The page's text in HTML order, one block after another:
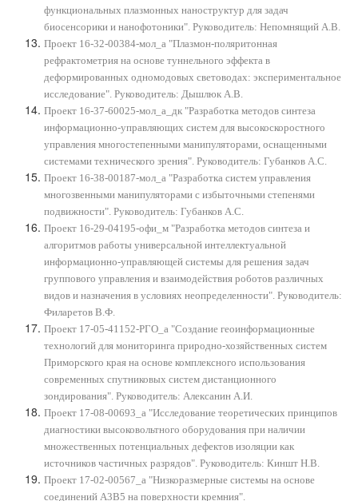
функциональных плазмонных наноструктур для задач
биосенсорики и нанофотоники". Руководитель: Непомнящий А.В.
Проект 16-32-00384-мол_а "Плазмон-поляритонная
рефрактометрия на основе туннельного эффекта в
деформированных одномодовых световодах: экспериментальное
исследование". Руководитель: Дышлюк А.В.
Проект 16-37-60025-мол_а_дк "Разработка методов синтеза
информационно-управляющих систем для высокоскоростного
управления многостепенными манипуляторами, оснащенными
системами технического зрения". Руководитель: Губанков А.С.
Проект 16-38-00187-мол_а "Разработка систем управления
многозвенными манипуляторами с избыточными степенями
подвижности". Руководитель: Губанков А.С.
Проект 16-29-04195-офи_м "Разработка методов синтеза и
алгоритмов работы универсальной интеллектуальной
информационно-управляющей системы для решения задач
группового управления и взаимодействия роботов различных
видов и назначения в условиях неопределенности". Руководитель:
Филаретов В.Ф.
Проект 17-05-41152-РГО_а "Создание геоинформационные
технологий для мониторинга природно-хозяйственных систем
Приморского края на основе комплексного использования
современных спутниковых систем дистанционного
зондирования". Руководитель: Алексанин А.И.
Проект 17-08-00693_а "Исследование теоретических принципов
диагностики высоковольтного оборудования при наличии
множественных потенциальных дефектов изоляции как
источников частичных разрядов". Руководитель: Киншт Н.В.
Проект 17-02-00567_а "Низкоразмерные системы на основе
соединений А3В5 на поверхности кремния".